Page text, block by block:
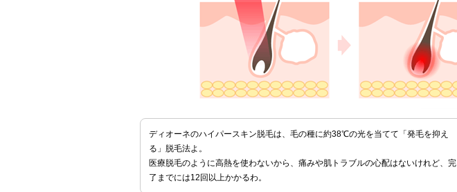
ディオーネのハイパースキン脱毛は、毛の種に約38℃の光を当てて「発毛を抑え
る」脱毛法よ。
医療脱毛のように高熱を使わないから、痛みや肌トラブルの心配はないけれど、完
了までには12回以上かかるわ。